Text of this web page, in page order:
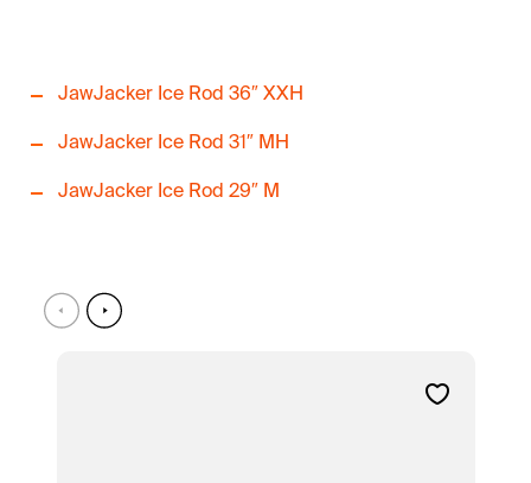
JawJacker Ice Rod 36″ XXH
JawJacker Ice Rod 31″ MH
JawJacker Ice Rod 29″ M